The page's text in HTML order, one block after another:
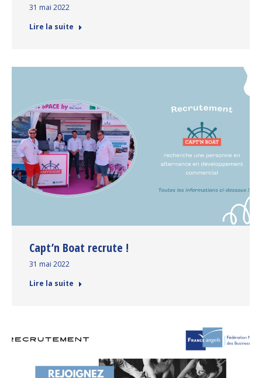
31 mai 2022
Lire la suite
Capt’n Boat recrute !
31 mai 2022
Lire la suite